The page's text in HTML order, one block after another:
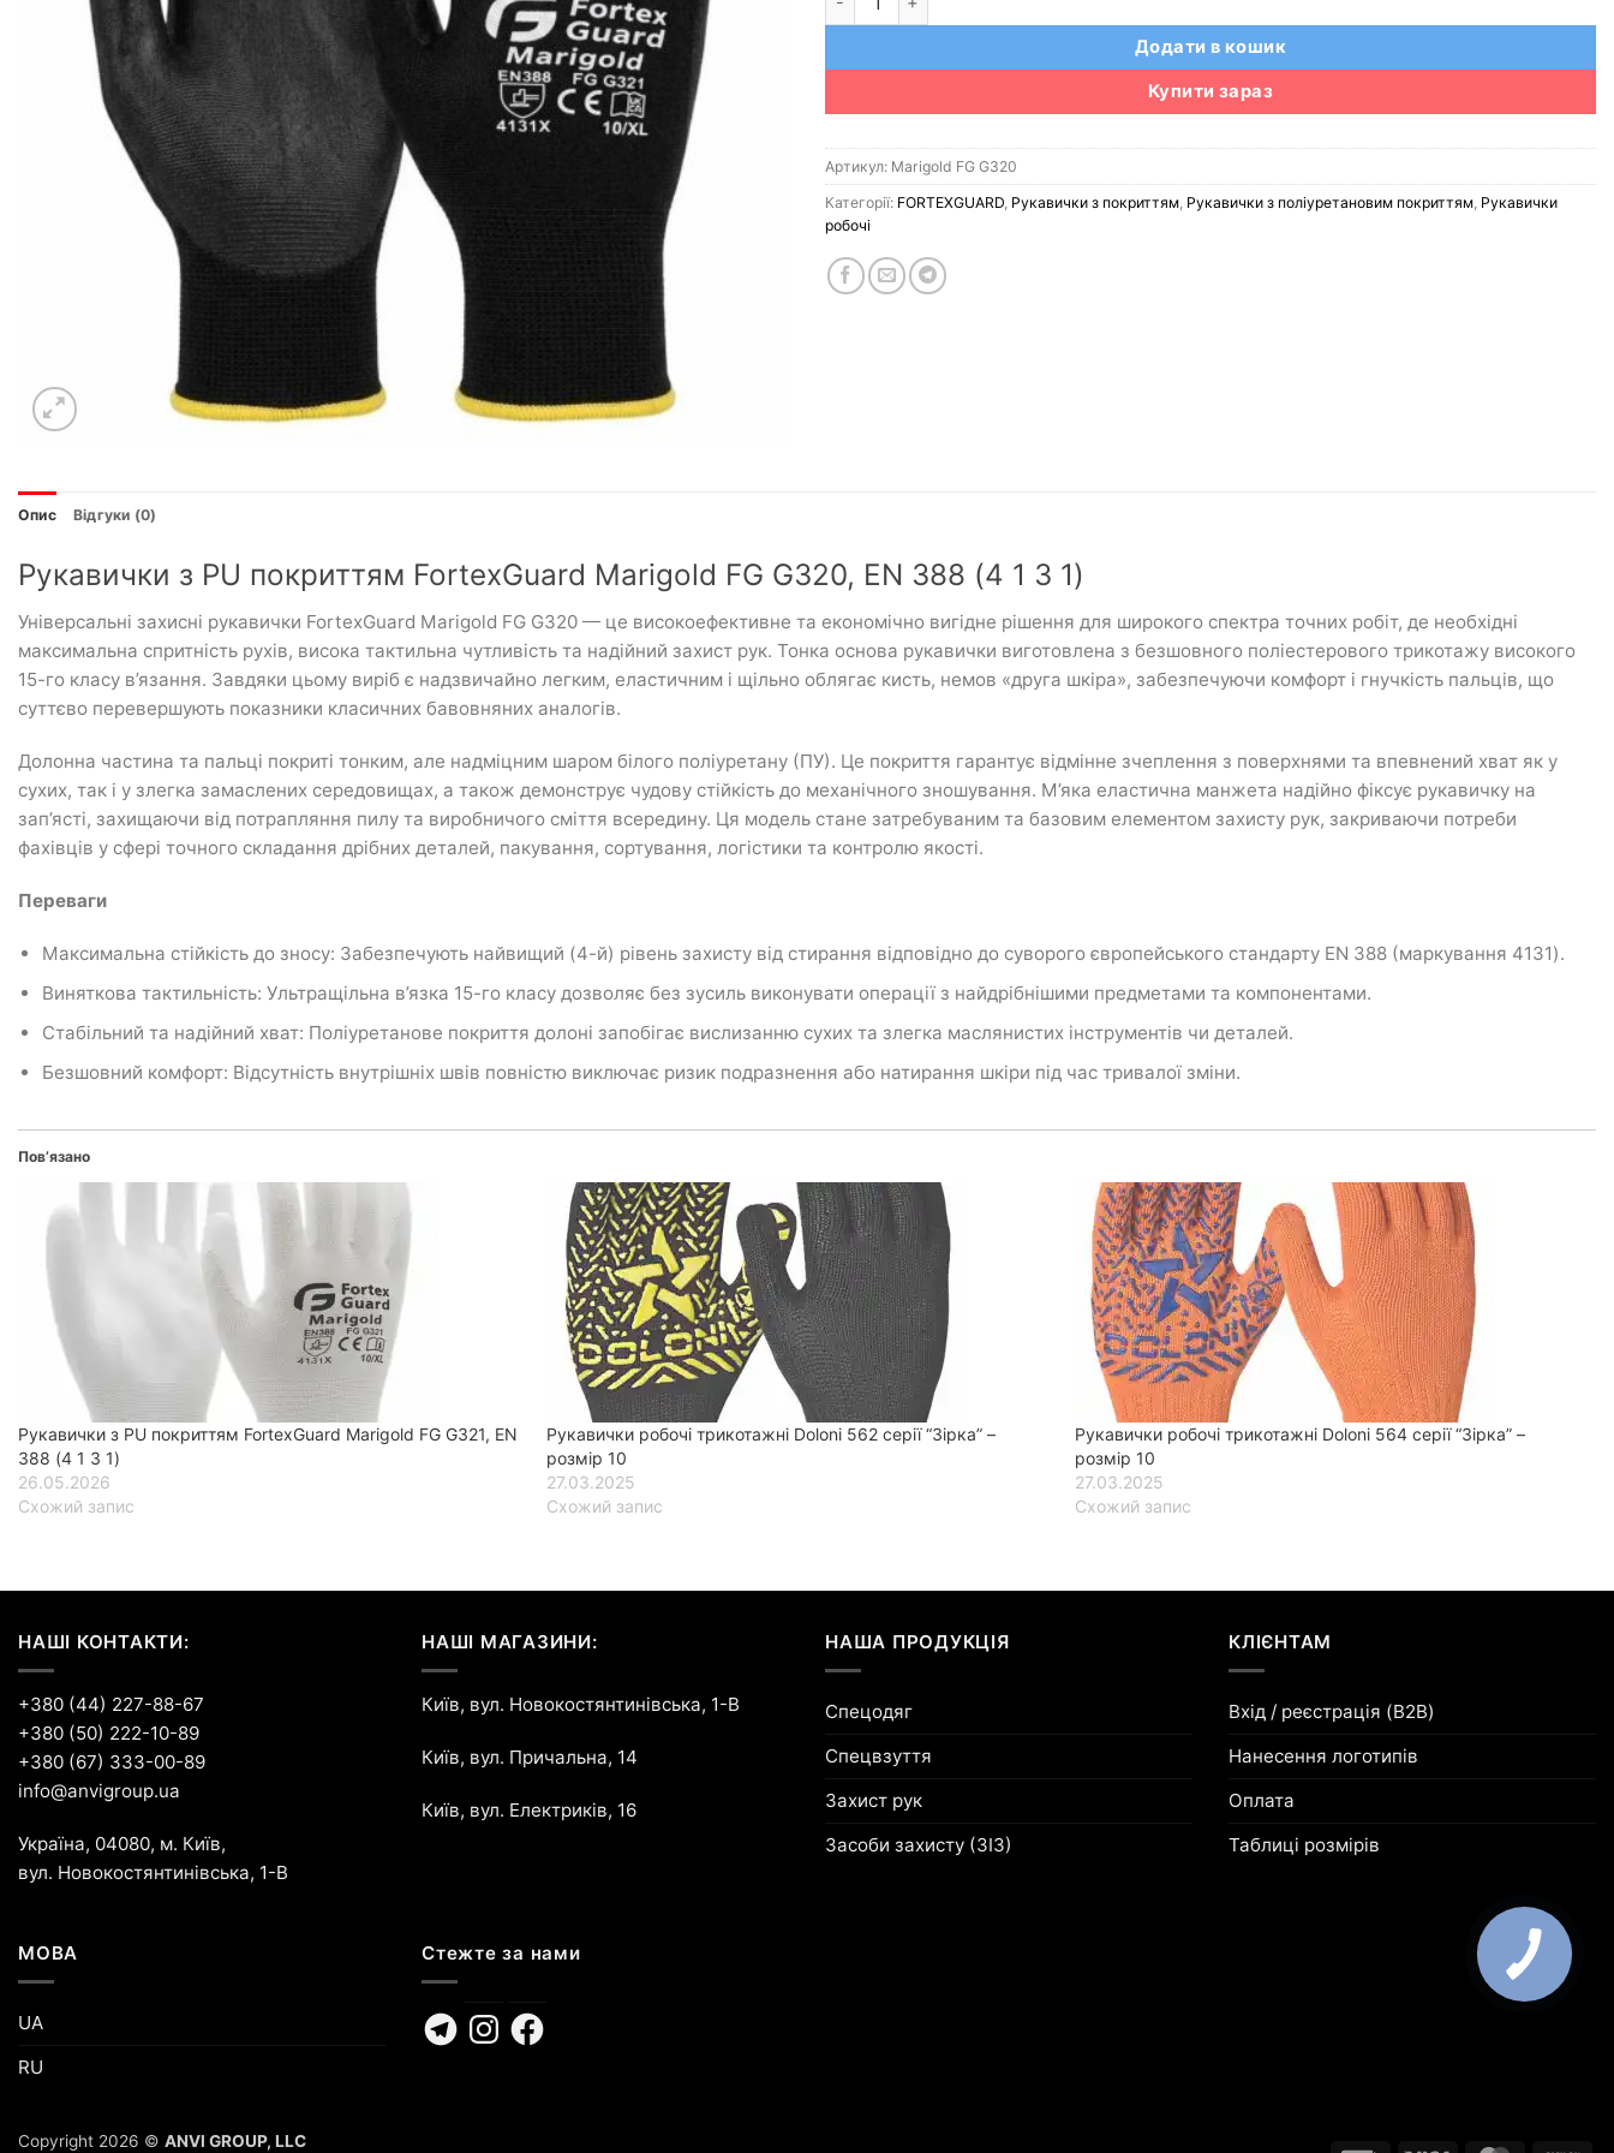
Додати в кошик
Купити зараз
Артикул: Marigold FG G320
Категорії: FORTEXGUARD Рукавички з покриттям Рукавички з поліуретановим покриттям Рукавички
робочі
Опис Відгуки (0)
Рукавички з PU покриттям FortexGuard Marigold FG G320, EN 388 (4 1 3 1)
Універсальні захисні рукавички FortexGuard Marigold FG G320 — це високоефективне та економічно вигідне рішення для широкого спектра точних робіт, де необхідні
максимальна спритність рухів, висока тактильна чутливість та надійний захист рук. Тонка основа рукавички виготовлена з безшовного поліестерового трикотажу високого
15-го класу в’язання. Завдяки цьому виріб є надзвичайно легким, еластичним і щільно облягає кисть, немов «друга шкіра», забезпечуючи комфорт і гнучкість пальців, що
суттєво перевершують показники класичних бавовняних аналогів.
Долонна частина та пальці покриті тонким, але надміцним шаром білого поліуретану (ПУ). Це покриття гарантує відмінне зчеплення з поверхнями та впевнений хват як у
сухих, так і у злегка замаслених середовищах, а також демонструє чудову стійкість до механічного зношування. М’яка еластична манжета надійно фіксує рукавичку на
зап’ясті, захищаючи від потрапляння пилу та виробничого сміття всередину. Ця модель стане затребуваним та базовим елементом захисту рук, закриваючи потреби
фахівців у сфері точного складання дрібних деталей, пакування, сортування, логістики та контролю якості.
Переваги
Максимальна стійкість до зносу: Забезпечують найвищий (4-й) рівень захисту від стирання відповідно до суворого європейського стандарту EN 388 (маркування 4131).
Виняткова тактильність: Ультращільна в’язка 15-го класу дозволяє без зусиль виконувати операції з найдрібнішими предметами та компонентами.
Стабільний та надійний хват: Поліуретанове покриття долоні запобігає вислизанню сухих та злегка маслянистих інструментів чи деталей.
Безшовний комфорт: Відсутність внутрішніх швів повністю виключає ризик подразнення або натирання шкіри під час тривалої зміни.
Пов’язано
Рукавички з PU покриттям FortexGuard Marigold FG G321, EN
388 (4 1 3 1)
26.05.2026
Схожий запис
Рукавички робочі трикотажні Doloni 562 серії “Зірка” –
розмір 10
27.03.2025
Схожий запис
Рукавички робочі трикотажні Doloni 564 серії “Зірка” –
розмір 10
27.03.2025
Схожий запис
НАШІ КОНТАКТИ:
+380 (44) 227-88-67
+380 (50) 222-10-89
+380 (67) 333-00-89
info@anvigroup.ua
Україна, 04080, м. Київ,
вул. Новокостянтинівська, 1-В
НАШІ МАГАЗИНИ:
Київ, вул. Новокостянтинівська, 1-В
Київ, вул. Причальна, 14
Київ, вул. Електриків, 16
НАША ПРОДУКЦІЯ
Спецодяг
Спецвзуття
Захист рук
Засоби захисту (ЗІЗ)
КЛІЄНТАМ
Вхід / реєстрація (B2B)
Нанесення логотипів
Оплата
Таблиці розмірів
МОВА
UA
RU
Стежте за нами
TelegramInstagramFacebook
Copyright 2026 © ANVI GROUP, LLC